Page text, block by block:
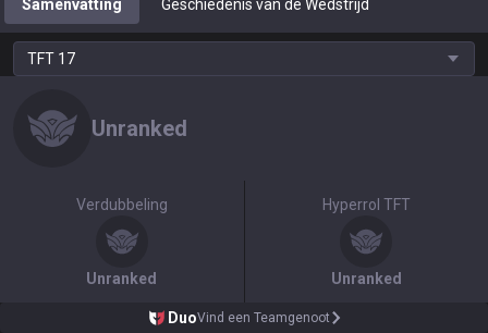
Samenvatting Geschiedenis van de Wedstrijd
TFT 17
Unranked
Verdubbeling
Unranked
Hyperrol TFT
Unranked
DuoVind een Teamgenoot